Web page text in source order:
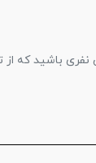
نفری باشید که